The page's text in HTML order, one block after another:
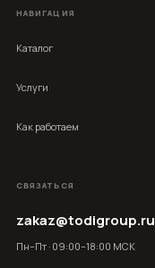
НАВИГАЦИЯ
Каталог
Услуги
Как работаем
СВЯЗАТЬСЯ
zakaz@todigroup.ru
Пн–Пт · 09:00–18:00 МСК